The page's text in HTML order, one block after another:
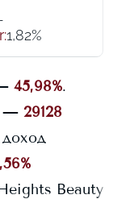
:1,82%
45,98%.
— 29128
Beauty